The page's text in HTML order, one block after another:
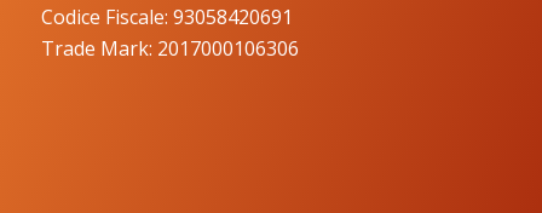
Codice Fiscale: 93058420691
Trade Mark: 2017000106306